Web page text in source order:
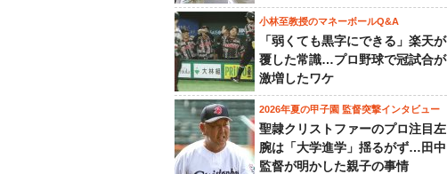
小林至教授のマネーボールQ&A
「弱くても黒字にできる」楽天が
覆した常識…プロ野球で冠試合が
激増したワケ
2026年夏の甲子園 監督突撃インタビュー
聖隷クリストファーのプロ注目左
腕は「大学進学」揺るがず…田中
監督が明かした親子の事情